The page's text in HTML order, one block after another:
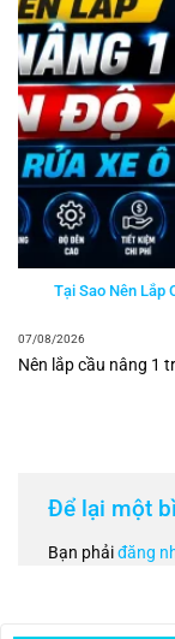
Tại Sao Nên Lắp
07/08/2026
Nên lắp cầu nâng 1
Để lại một
Bạn phảiđăng